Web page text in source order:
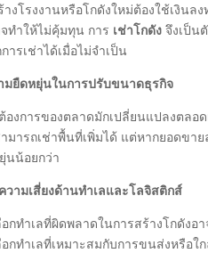
างโรงงานหรือโกดังใหม่ต้องใช้เงิน
ทำให้ไม่คุ้มทุน การ เช่าโกดัง จึงเป็น
ารเช่าได้เมื่อไม่จำเป็น
มยืดหยุ่นในการปรับขนาดธุรกิจ
องการของตลาดมักเปลี่ยนแปลงตลอด
มารถเช่าพื้นที่เพิ่มได้ แต่หากยอดขา
นน้อยกว่า
วามเสี่ยงด้านทำเลและโลจิสติกส์
อกทำเลที่ผิดพลาดในการสร้างโกดัง
อกทำเลที่เหมาะสมกับการขนส่งหรือ